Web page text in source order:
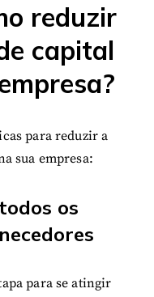
reduzir
capital
para reduzir a
sua empresa:
os
para se atingir